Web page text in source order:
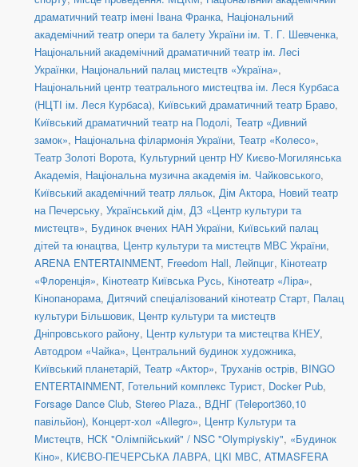
драматичний театр імені Івана Франка, Національний
академічний театр опери та балету України ім. Т. Г. Шевченка,
Національний академічний драматичний театр ім. Лесі
Українки, Національний палац мистецтв «Україна»,
Національний центр театрального мистецтва ім. Леся Курбаса
(НЦТІ ім. Леся Курбаса), Київський драматичний театр Браво,
Київський драматичний театр на Подолі, Театр «Дивний
замок», Національна філармонія України, Театр «Колесо»,
Театр Золоті Ворота, Культурний центр НУ Києво-Могилянська
Академія, Національна музична академія ім. Чайковського,
Київський академічний театр ляльок, Дім Актора, Новий театр
на Печерську, Український дім, ДЗ «Центр культури та
мистецтв», Будинок вчених НАН України, Київський палац
дітей та юнацтва, Центр культури та мистецтв МВС України,
ARENA ENTERTAINMENT, Freedom Hall, Лейпциг, Кінотеатр
«Флоренція», Кінотеатр Київська Русь, Кінотеатр «Ліра»,
Кінопанорама, Дитячий спеціалізований кінотеатр Старт, Палац
культури Більшовик, Центр культури та мистецтв
Дніпровського району, Центр культури та мистецтва КНЕУ,
Автодром «Чайка», Центральний будинок художника,
Київський планетарій, Театр «Актор», Труханів острів, BINGO
ENTERTAINMENT, Готельний комплекс Турист, Docker Pub,
Forsage Dance Club, Stereo Plaza., ВДНГ (Teleport360,10
павільйон), Концерт-хол «Allegro», Центр Культури та
Мистецтв, НСК "Олімпійський" / NSC "Olympiyskiy", «Будинок
Кіно», КИЄВО-ПЕЧЕРСЬКА ЛАВРА, ЦКІ МВС, ATMASFERA